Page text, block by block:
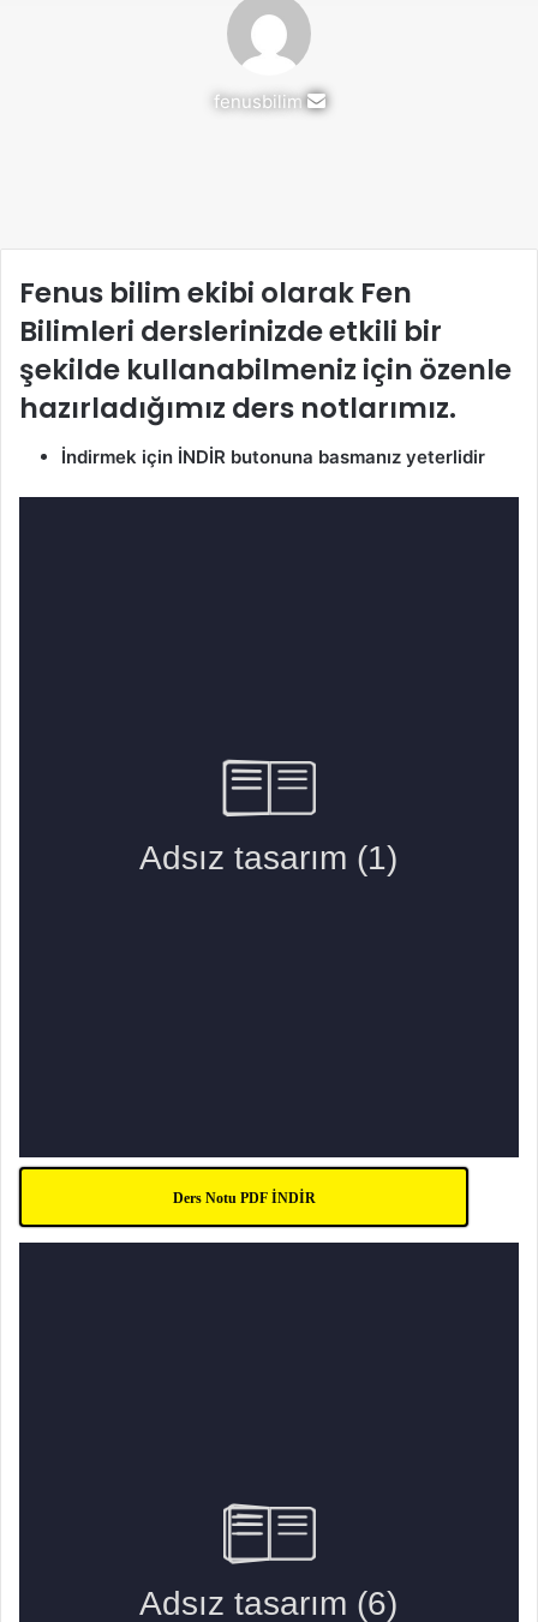
fenusbilim
Bir
Fenus bilim ekibi olarak Fen
Bilimleri derslerinizde etkili bir
şekilde kullanabilmeniz için özenle
hazırladığımız ders notlarımız.
İndirmek için İNDİR butonuna basmanız yeterlidir
Ders Notu PDF İNDİR